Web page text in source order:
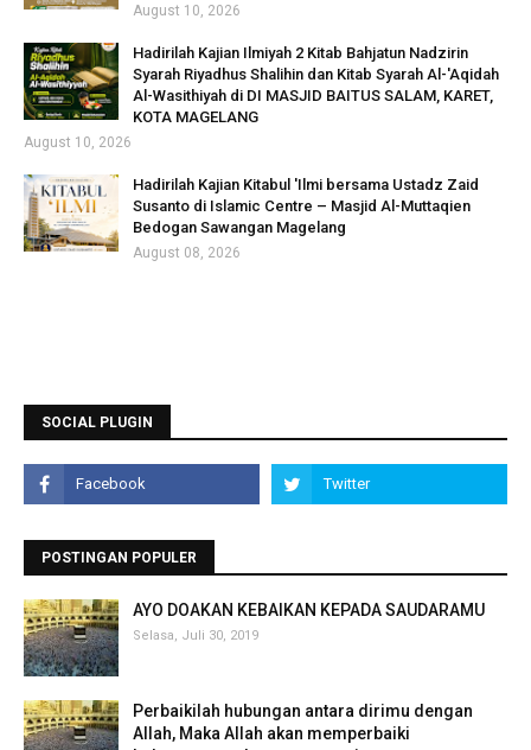
August 10, 2026
Hadirilah Kajian Ilmiyah 2 Kitab Bahjatun Nadzirin
Syarah Riyadhus Shalihin dan Kitab Syarah Al-'Aqidah
Al-Wasithiyah di DI MASJID BAITUS SALAM, KARET,
KOTA MAGELANG
August 10, 2026
Hadirilah Kajian Kitabul 'Ilmi bersama Ustadz Zaid
Susanto di Islamic Centre – Masjid Al-Muttaqien
Bedogan Sawangan Magelang
August 08, 2026
SOCIAL PLUGIN
POSTINGAN POPULER
AYO DOAKAN KEBAIKAN KEPADA SAUDARAMU
Selasa, Juli 30, 2019
Perbaikilah hubungan antara dirimu dengan
Allah, Maka Allah akan memperbaiki